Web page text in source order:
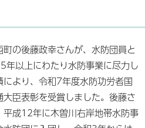
町の後藤政幸さんが、水防団員と
年以上にわたり水防事業に尽力し
により、令和7年度水防功労者国
大臣表彰を受賞しました。後藤さ
平成12年に木曽川右岸地帯水防事